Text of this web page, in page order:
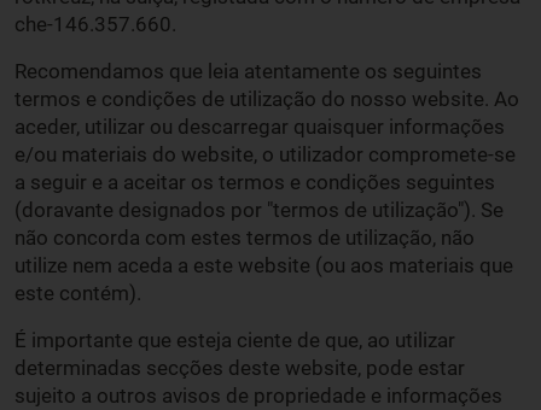
che-146.357.660.
Recomendamos que leia atentamente os seguintes
termos e condições de utilização do nosso website. Ao
aceder, utilizar ou descarregar quaisquer informações
e/ou materiais do website, o utilizador compromete-se
a seguir e a aceitar os termos e condições seguintes
(doravante designados por "termos de utilização"). Se
não concorda com estes termos de utilização, não
utilize nem aceda a este website (ou aos materiais que
este contém).
É importante que esteja ciente de que, ao utilizar
determinadas secções deste website, pode estar
sujeito a outros avisos de propriedade e informações